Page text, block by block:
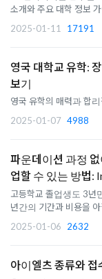
소개와 주요 대학 정보
2025-01-11
17191
영국 대학교 유학:
보기
영국 유학의 매력과 합
2025-01-07 4988
파운데이션 과정
업할 수 있는 방법:
고등학교 졸업생도 3년
년간의 기간과 비용을
2025-01-06
2632
아이엘츠 종류와 접